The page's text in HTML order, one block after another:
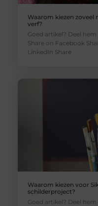
Waarom kiezen zoveel
verf?
Goed artikel? Deel
Share on Facebook
LinkedIn Share
Waarom kiezen voor
schilderproject?
Goed artikel? Deel